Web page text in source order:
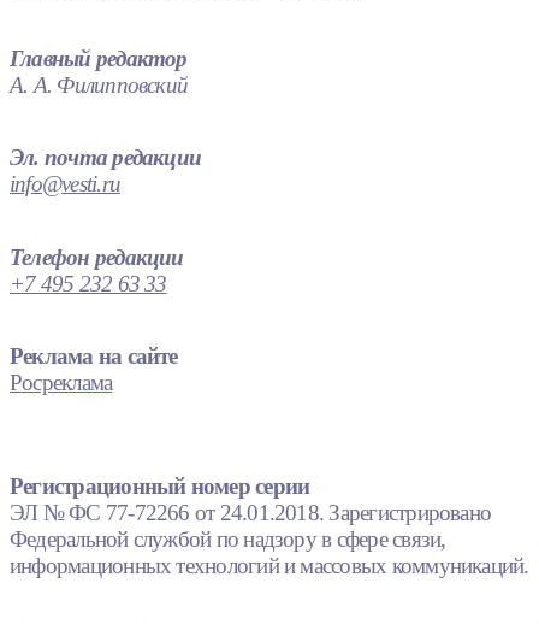
Главный редактор
А. А. Филипповский
Эл. почта редакции
info@vesti.ru
Телефон редакции
+7 495 232 63 33
Реклама на сайте
Росреклама
Регистрационный номер серии
ЭЛ № ФС 77-72266 от 24.01.2018. Зарегистрировано
Федеральной службой по надзору в сфере связи,
информационных технологий и массовых коммуникаций.